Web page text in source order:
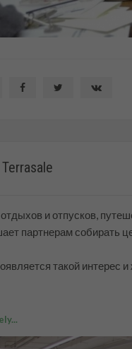
и отпусков,
партнерам собирать
такой интерес
феномен